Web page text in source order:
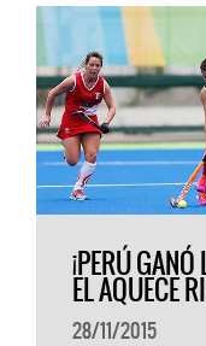
¡PERÚ
EL AQUECE
28/11/2015